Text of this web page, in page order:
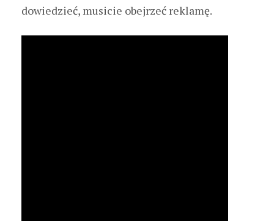
dowiedzieć, musicie obejrzeć reklamę.